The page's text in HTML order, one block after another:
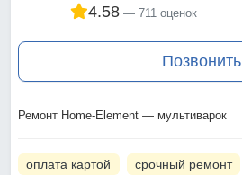
4.58 711 оценок
Позвонить
Ремонт Home-Element — мультиварок
оплата картой срочный ремонт